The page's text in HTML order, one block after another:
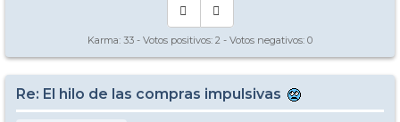
Karma: 33 - Votos positivos: 2 - Votos negativos: 0
Re: El hilo de las compras impulsivas